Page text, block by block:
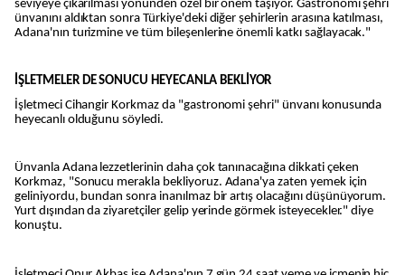
seviyeye çıkarılması yönünden özel bir önem taşıyor. Gastronomi şehri
ünvanını aldıktan sonra Türkiye'deki diğer şehirlerin arasına katılması,
Adana'nın turizmine ve tüm bileşenlerine önemli katkı sağlayacak."
İŞLETMELER DE SONUCU HEYECANLA BEKLİYOR
İşletmeci Cihangir Korkmaz da "gastronomi şehri" ünvanı konusunda
heyecanlı olduğunu söyledi.
Ünvanla Adana lezzetlerinin daha çok tanınacağına dikkati çeken
Korkmaz, "Sonucu merakla bekliyoruz. Adana'ya zaten yemek için
geliniyordu, bundan sonra inanılmaz bir artış olacağını düşünüyorum.
Yurt dışından da ziyaretçiler gelip yerinde görmek isteyecekler." diye
konuştu.